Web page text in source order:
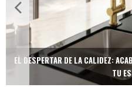
EL DESPERTAR DE LA CALIDEZ:
TU